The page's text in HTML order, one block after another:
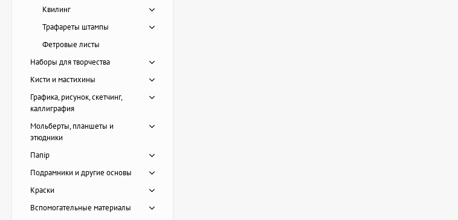
Квилинг
Трафареты штампы
Фетровые листы
Наборы для творчества
Кисти и мастихины
Графика, рисунок, скетчинг,
каллиграфия
Мольберты, планшеты и
этюдники
Папір
Подрамники и другие основы
Краски
Вспомогательные материалы
Картина Пирс, художник